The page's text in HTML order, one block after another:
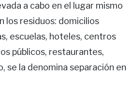
a cabo en el lugar mismo
los residuos: domicilios
escuelas, hoteles, centros
públicos, restaurantes,
se la denomina separación en